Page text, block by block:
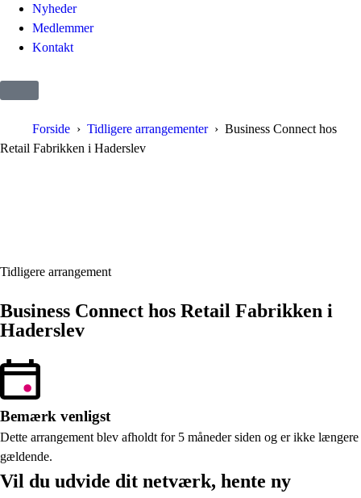
Nyheder
Medlemmer
Kontakt
Forside Tidligere arrangementer
Business Connect hos
Retail Fabrikken i Haderslev
Tidligere arrangement
Business Connect hos Retail Fabrikken i
Haderslev
Bemærk venligst
Dette arrangement blev afholdt for 5 måneder siden og er ikke længere
gældende.
Vil du udvide dit netværk, hente ny